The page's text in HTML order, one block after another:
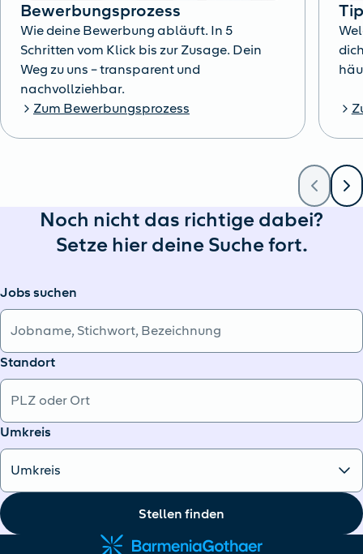
Bewerbungsprozess
Wie deine Bewerbung abläuft. In 5
Schritten vom Klick bis zur Zusage. Dein
Weg zu uns – transparent und
nachvollziehbar.
Zum Bewerbungsprozess
Noch nicht das richtige dabei?
Setze hier deine Suche fort.
Jobs suchen
Standort
Umkreis
Stellen finden